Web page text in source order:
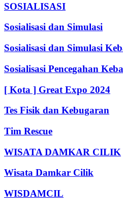
SOSIALISASI
Sosialisasi dan Simulasi
Sosialisasi dan Simulasi
Sosialisasi Pencegahan
[ Kota ] Great Expo 2024
Tes Fisik dan Kebugaran
Tim Rescue
WISATA DAMKAR CILIK
Wisata Damkar Cilik
WISDAMCIL